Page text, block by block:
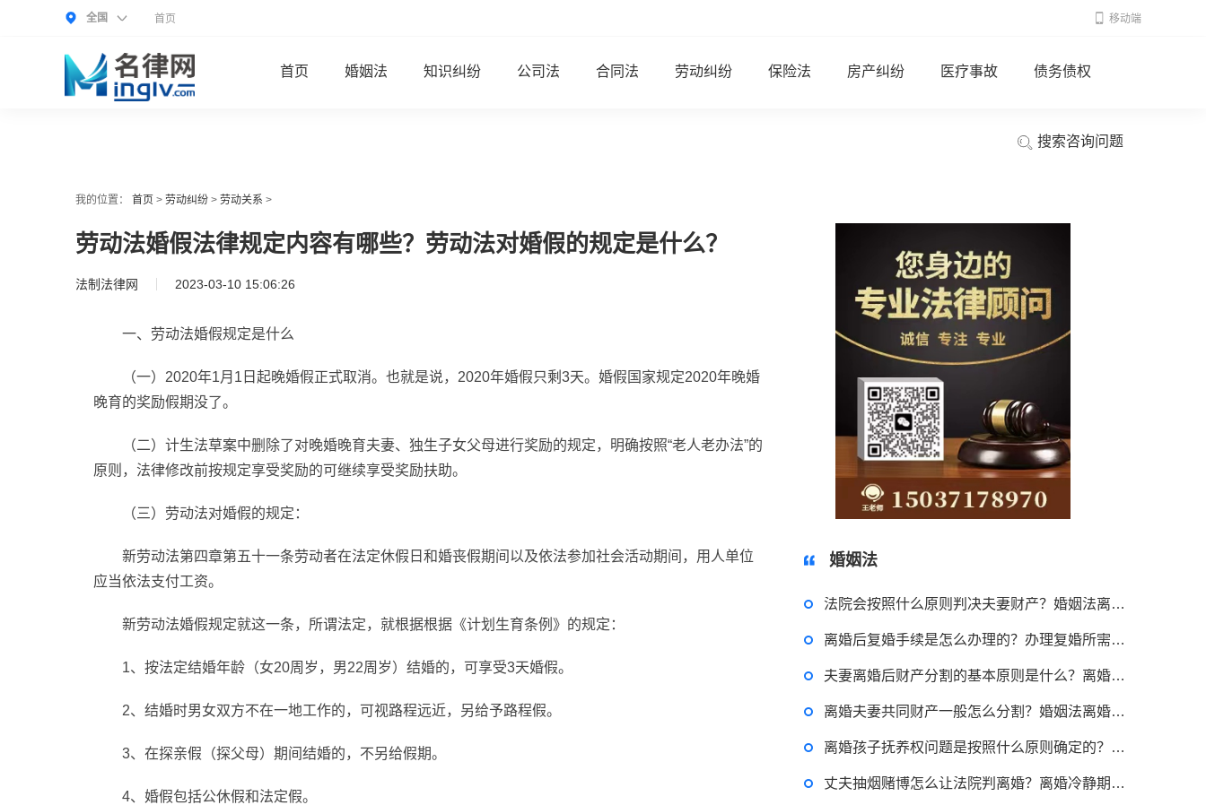
全国 首页 移动端
首页 婚姻法 知识纠纷 公司法 合同法 劳动纠纷 保险法 房产纠纷 医疗事故 债务债权
搜索咨询问题
我的位置： 首页 > 劳动纠纷 > 劳动关系 >
劳动法婚假法律规定内容有哪些？劳动法对婚假的规定是什么？
法制法律网 2023-03-10 15:06:26
一、劳动法婚假规定是什么
（一）2020年1月1日起晚婚假正式取消。也就是说，2020年婚假只剩3天。婚假国家规定2020年晚婚
晚育的奖励假期没了。
（二）计生法草案中删除了对晚婚晚育夫妻、独生子女父母进行奖励的规定，明确按照“老人老办法”的
原则，法律修改前按规定享受奖励的可继续享受奖励扶助。
（三）劳动法对婚假的规定：
新劳动法第四章第五十一条劳动者在法定休假日和婚丧假期间以及依法参加社会活动期间，用人单位
应当依法支付工资。
新劳动法婚假规定就这一条，所谓法定，就根据根据《计划生育条例》的规定：
1、按法定结婚年龄（女20周岁，男22周岁）结婚的，可享受3天婚假。
2、结婚时男女双方不在一地工作的，可视路程远近，另给予路程假。
3、在探亲假（探父母）期间结婚的，不另给假期。
4、婚假包括公休假和法定假。
婚姻法
法院会按照什么原则判决夫妻财产？婚姻法离婚财产分割协议不成怎么办？
离婚后复婚手续是怎么办理的？办理复婚所需证件有哪些？离婚后复婚好吗？
夫妻离婚后财产分割的基本原则是什么？离婚过错方少分或不分财产有可能吗？
离婚夫妻共同财产一般怎么分割？婚姻法离婚财产分配方式有什么？
离婚孩子抚养权问题是按照什么原则确定的？已经成年的孩子还需要抚养权吗？
丈夫抽烟赌博怎么让法院判离婚？离婚冷静期一方不离怎么办？
2022-11-18 12:16:14
律师回答区
民事权利包括哪些